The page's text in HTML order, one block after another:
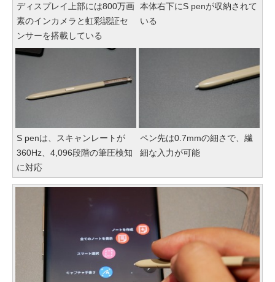
ディスプレイ上部には800万画
素のインカメラと虹彩認証セ
ンサーを搭載している
本体右下にS penが収納されて
いる
S penは、スキャンレートが
360Hz、4,096段階の筆圧検知
に対応
ペン先は0.7mmの細さで、繊
細な入力が可能